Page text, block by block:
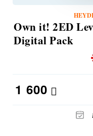
Own it! 2ED
Digital Pack
1 600